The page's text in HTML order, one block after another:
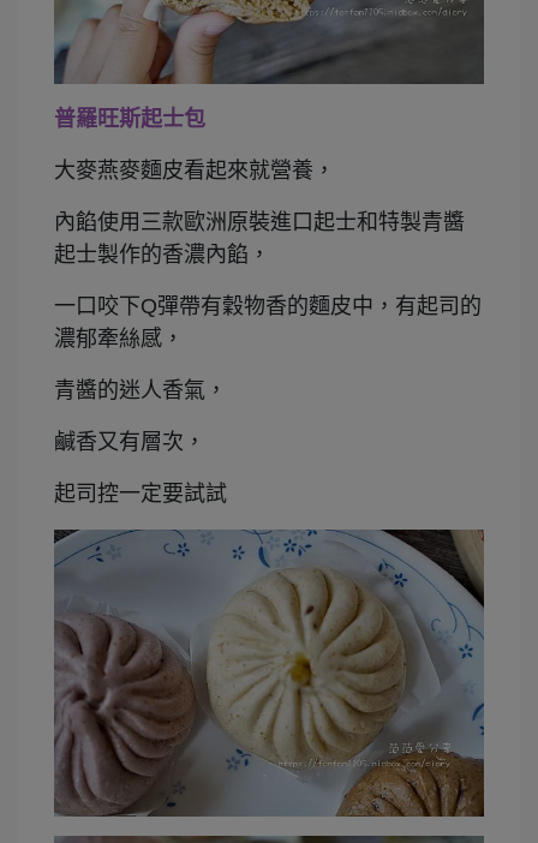
普羅旺斯起士包
大麥燕麥麵皮看起來就營養，
內餡使用三款歐洲原裝進口起士和特製青醬
起士製作的香濃內餡，
一口咬下Q彈帶有穀物香的麵皮中，有起司的
濃郁牽絲感，
青醬的迷人香氣，
鹹香又有層次，
起司控一定要試試